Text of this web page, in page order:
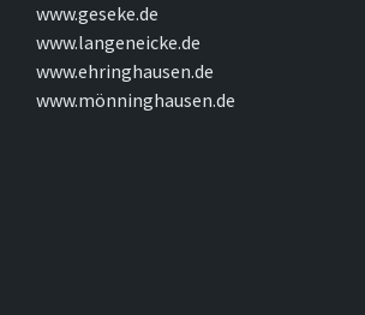
www.geseke.de
www.langeneicke.de
www.ehringhausen.de
www.mönninghausen.de